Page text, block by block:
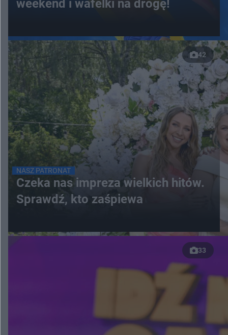
weekend i wafelki na drogę!
42
NASZ PATRONAT
Czeka nas impreza wielkich hitów.
Sprawdź, kto zaśpiewa
33